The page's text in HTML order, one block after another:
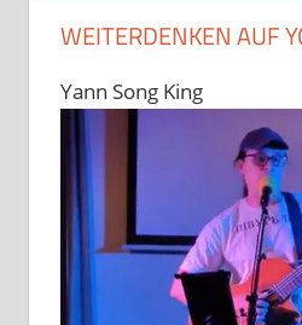
WEITERDENKEN AUF
Yann Song King